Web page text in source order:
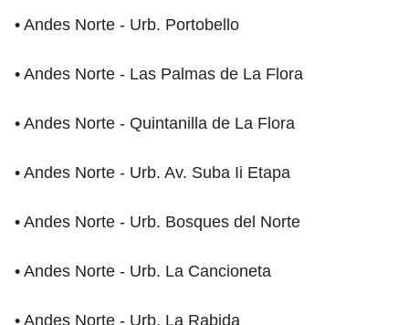
• Andes Norte - Urb. Portobello
• Andes Norte - Las Palmas de La Flora
• Andes Norte - Quintanilla de La Flora
• Andes Norte - Urb. Av. Suba Ii Etapa
• Andes Norte - Urb. Bosques del Norte
• Andes Norte - Urb. La Cancioneta
• Andes Norte - Urb. La Rabida